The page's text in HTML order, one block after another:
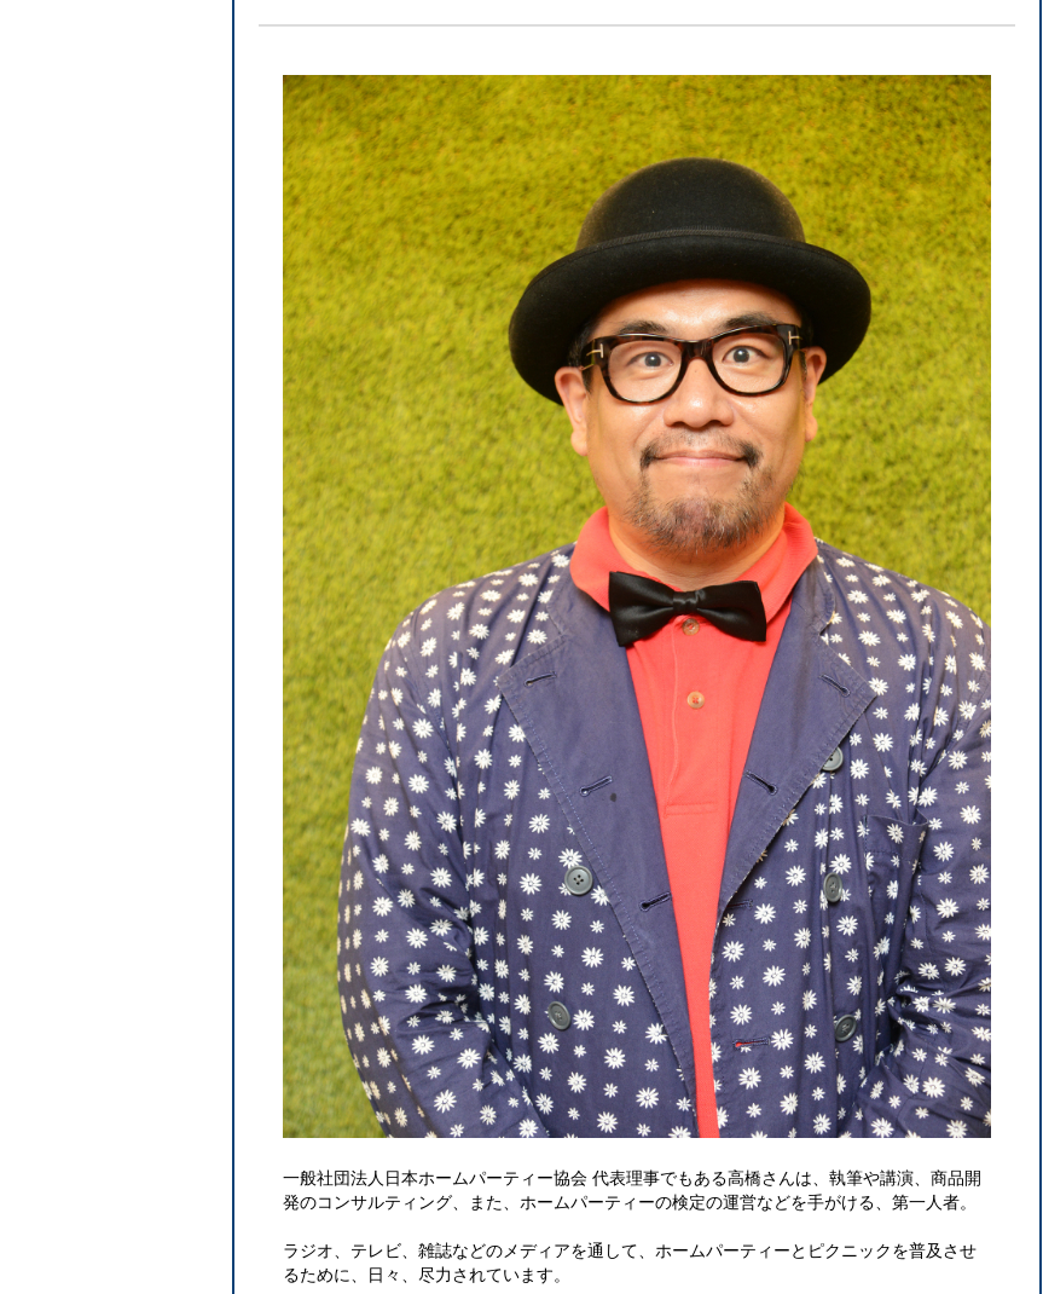
一般社団法人日本ホームパーティー協会 代表理事でもある高橋さんは、執筆や講演、商品開
発のコンサルティング、また、ホームパーティーの検定の運営などを手がける、第一人者。
ラジオ、テレビ、雑誌などのメディアを通して、ホームパーティーとピクニックを普及させ
るために、日々、尽力されています。